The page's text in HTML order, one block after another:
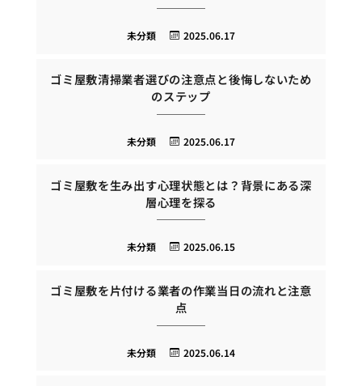
2025.06.17
未分類
ゴミ屋敷清掃業者選びの注意点と後悔しないため
のステップ
2025.06.17
未分類
ゴミ屋敷を生み出す心理状態とは？背景にある深
層心理を探る
2025.06.15
未分類
ゴミ屋敷を片付ける業者の作業当日の流れと注意
点
2025.06.14
未分類